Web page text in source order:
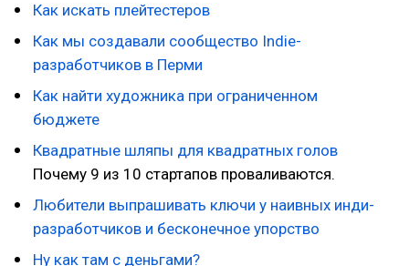
Как искать плейтестеров
Как мы создавали сообщество Indie-
разработчиков в Перми
Как найти художника при ограниченном
бюджете
Квадратные шляпы для квадратных голов
Почему 9 из 10 стартапов проваливаются.
Любители выпрашивать ключи у наивных инди-
разработчиков и бесконечное упорство
Ну как там с деньгами?